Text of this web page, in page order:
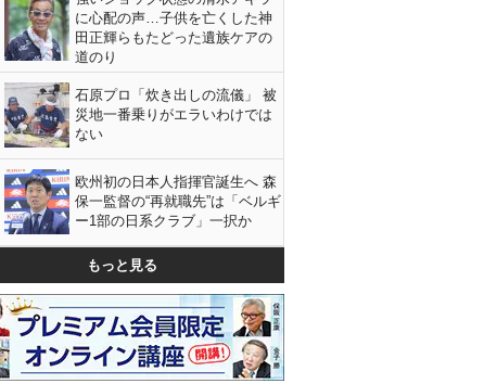
に心配の声…子供を亡くした神
田正輝らもたどった遺族ケアの
道のり
石原プロ「炊き出しの流儀」 被
災地一番乗りがエラいわけでは
ない
欧州初の日本人指揮官誕生へ 森
保一監督の“再就職先”は「ベルギ
ー1部の日系クラブ」一択か
もっと見る